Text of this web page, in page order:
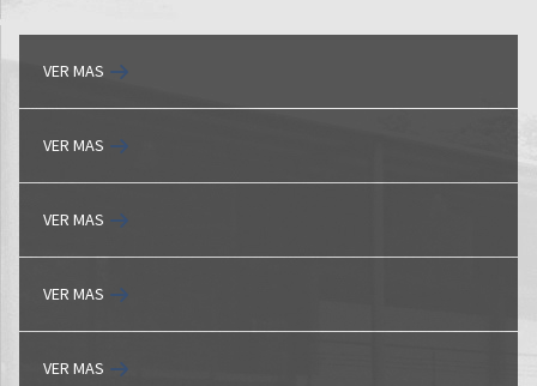
VER MAS
VER MAS
VER MAS
VER MAS
VER MAS